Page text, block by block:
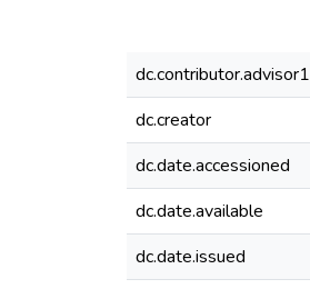
dc.contributor.advisor1
dc.creator
dc.date.accessioned
dc.date.available
dc.date.issued